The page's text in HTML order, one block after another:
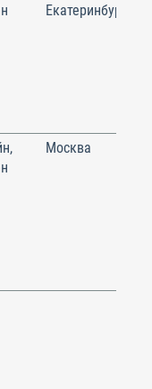
Екатеринбург
Москва